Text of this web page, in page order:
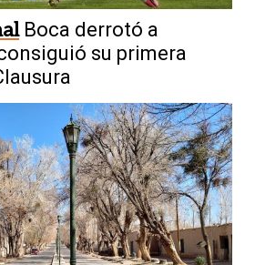
Boca derrotó a
su primera